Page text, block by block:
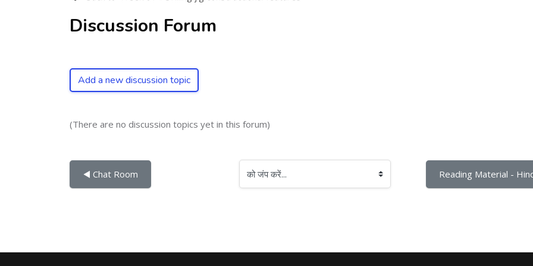
Discussion Forum
Add a new discussion topic
(There are no discussion topics yet in this forum)
◀︎ Chat Room को जंप करें... Reading Material -